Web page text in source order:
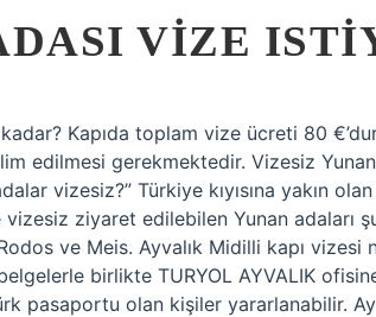
VIZE
Kapıda toplam vize ücreti 80
edilmesi gerekmektedir. Vizesiz
vizesiz?” Türkiye kıyısına yakın
vizesiz ziyaret edilebilen Yunan adaları
ve Meis. Ayvalık Midilli kapı
birlikte TURYOL AYVALIK
pasaportu olan kişiler yararlanabilir.